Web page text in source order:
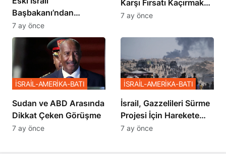
Başbakanı’ndan
Netanyahu’ya Ağır
Sözler
7 ay önce
Karşı Fırsatı Kaçırmak
İstemiyor”
7 ay önce
Sudan ve ABD Arasında
Dikkat Çeken Görüşme
İSRAİL-AMERİKA-BATI
7 ay önce
İsrail, Gazzelileri Sürme
Projesi İçin Harekete
Geçti
İSRAİL-AMERİKA-BATI
7 ay önce